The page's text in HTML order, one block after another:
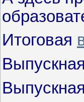
Итоговая